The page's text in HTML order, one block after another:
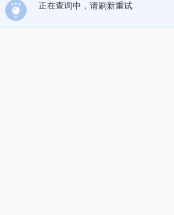
正在查询中，请刷新重试